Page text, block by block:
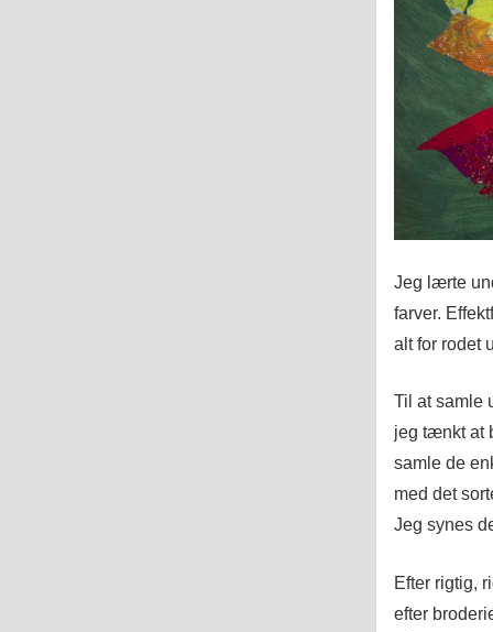
Jeg lærte
farver.
alt for rodet
Til at samle
jeg tænkt at
samle de
med det
Jeg synes
Efter rigtig,
efter